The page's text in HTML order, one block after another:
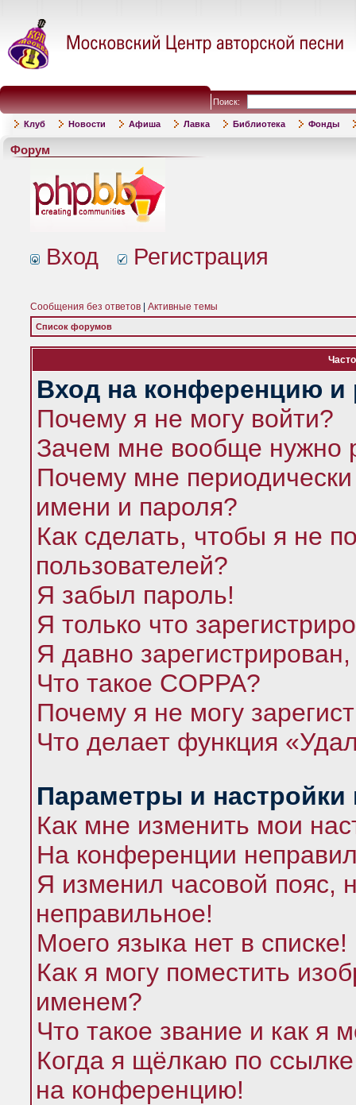
Поиск:
Клуб Новости Афиша Лавка Библиотека Фонды
Форум
Вход Регистрация
Сообщения без ответов Активные темы
Список форумов
Вход на конференцию и
Почему я не могу войти?
Зачем мне вообще нужно
Почему мне
имени и пароля?
Как сделать, чтобы я не
пользователей?
Я забыл пароль!
Я только что
Я давно
Что такое COPPA?
Почему я не могу
Что делает функция
Параметры и настройки
Как мне изменить мои
На конференции
Я изменил часовой пояс,
неправильное!
Моего языка нет в списке!
Как я могу поместить
именем?
Что такое звание и как я
Когда я щёлкаю по
на конференцию!